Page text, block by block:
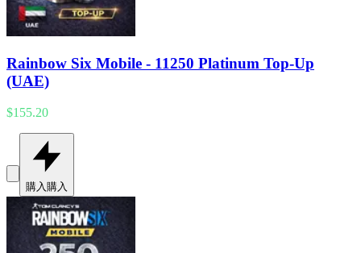
Rainbow Six Mobile - 11250 Platinum Top-Up
(UAE)
$155.20
購入 購入